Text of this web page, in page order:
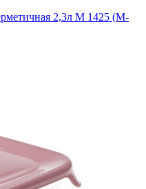
2,3л М 1425 (М-